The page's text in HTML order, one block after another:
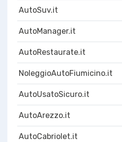
AutoSuv.it
AutoManager.it
AutoRestaurate.it
NoleggioAutoFiumicino.it
AutoUsatoSicuro.it
AutoArezzo.it
AutoCabriolet.it